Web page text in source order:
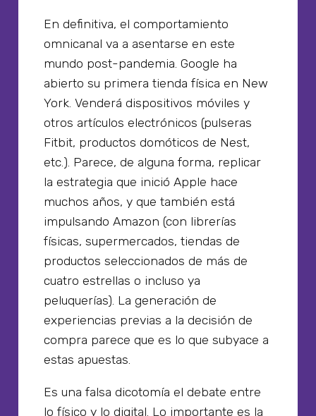
En definitiva, el comportamiento
omnicanal va a asentarse en este
mundo post-pandemia. Google ha
abierto su primera tienda física en New
York. Venderá dispositivos móviles y
otros artículos electrónicos (pulseras
Fitbit, productos domóticos de Nest,
etc.). Parece, de alguna forma, replicar
la estrategia que inició Apple hace
muchos años, y que también está
impulsando Amazon (con librerías
físicas, supermercados, tiendas de
productos seleccionados de más de
cuatro estrellas o incluso ya
peluquerías). La generación de
experiencias previas a la decisión de
compra parece que es lo que subyace a
estas apuestas.
Es una falsa dicotomía el debate entre
lo físico y lo digital. Lo importante es la